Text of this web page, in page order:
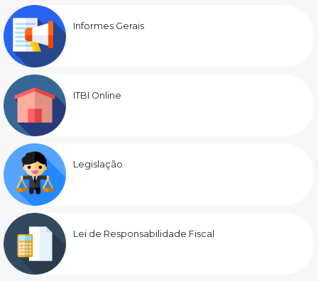
Informes Gerais
ITBI Online
Legislação
Lei de Responsabilidade Fiscal